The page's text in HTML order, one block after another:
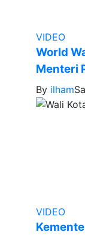
VIDEO
World
Menteri
By ilham
VIDEO